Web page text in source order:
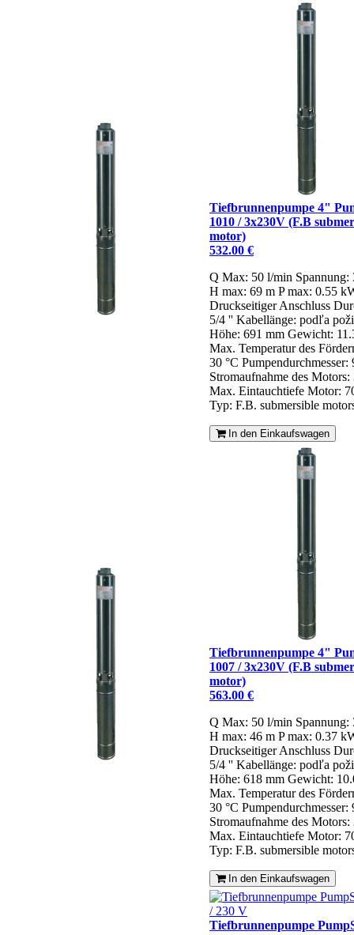
Tiefbrunnenpumpe 4"
1010 / 3x230V (F.B
motor)
532.00 €
Q Max: 50 l/min
H max: 69 m P max: 0.55
Druckseitiger Anschluss
5/4 '' Kabellänge: podľa
Höhe: 691 mm Gewicht:
Max. Temperatur des
30 °C Pumpendurchmesser:
Stromaufnahme des Motors:
Max. Eintauchtiefe Motor:
Typ: F.B. submersible
In den Einkaufswagen
Tiefbrunnenpumpe 4"
1007 / 3x230V (F.B
motor)
563.00 €
Q Max: 50 l/min
H max: 46 m P max: 0.37
Druckseitiger Anschluss
5/4 '' Kabellänge: podľa
Höhe: 618 mm Gewicht:
Max. Temperatur des
30 °C Pumpendurchmesser:
Stromaufnahme des Motors:
Max. Eintauchtiefe Motor:
Typ: F.B. submersible
In den Einkaufswagen
Tiefbrunnenpumpe